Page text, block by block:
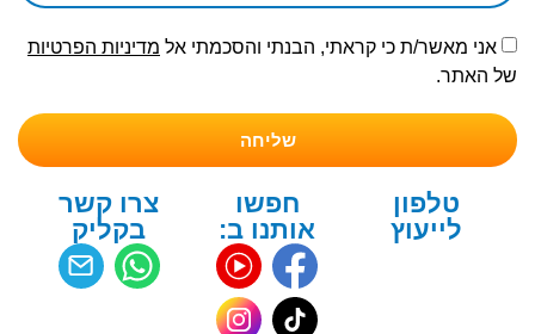
אני מאשר/ת כי קראתי, הבנתי והסכמתי אל מדיניות הפרטיות
של האתר.
שליחה
טלפון
לייעוץ
חפשו
אותנו ב:
צרו קשר
בקליק